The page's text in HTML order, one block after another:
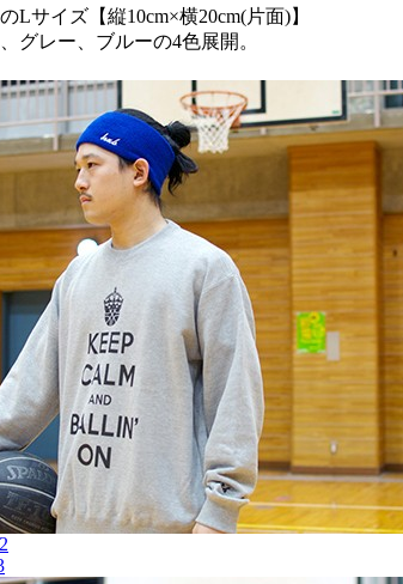
Lサイズ【縦10cm×横20cm(片面)】
グレー、ブルーの4色展開。